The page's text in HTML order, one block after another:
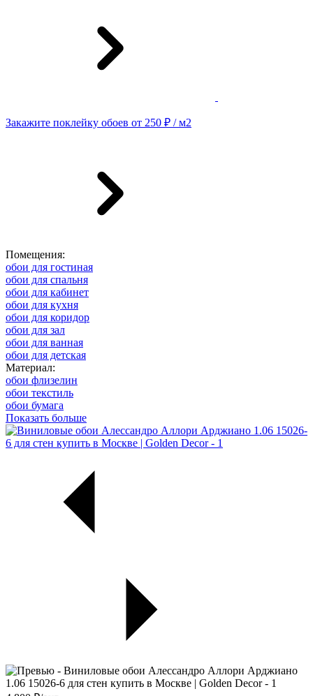
Закажите поклейку обоев от 250 ₽ / м2
Помещения:
обои для гостиная
обои для спальня
обои для кабинет
обои для кухня
обои для коридор
обои для зал
обои для ванная
обои для детская
Материал:
обои флизелин
обои текстиль
обои бумага
Показать больше